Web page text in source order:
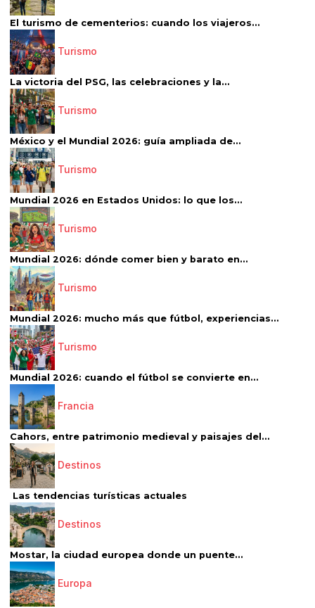
El turismo de cementerios: cuando los viajeros...
Turismo
La victoria del PSG, las celebraciones y la...
Turismo
México y el Mundial 2026: guía ampliada de...
Turismo
Mundial 2026 en Estados Unidos: lo que los...
Turismo
Mundial 2026: dónde comer bien y barato en...
Turismo
Mundial 2026: mucho más que fútbol, experiencias...
Turismo
Mundial 2026: cuando el fútbol se convierte en...
Francia
Cahors, entre patrimonio medieval y paisajes del...
Destinos
Las tendencias turísticas actuales
Destinos
Mostar, la ciudad europea donde un puente...
Europa